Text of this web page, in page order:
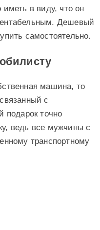
иметь в виду, что он
Дешевый
самостоятельно.
машина, то
с
подарок точно
ведь все мужчины с
транспортному